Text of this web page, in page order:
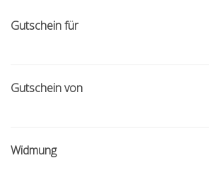
Gutschein für
Gutschein von
Widmung